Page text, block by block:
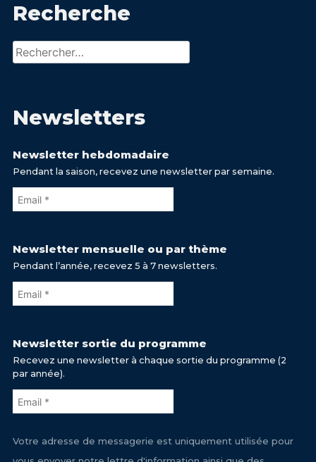
Recherche
Rechercher :
Newsletters
Newsletter hebdomadaire
Pendant la saison, recevez une newsletter par semaine.
Newsletter mensuelle ou par thème
Pendant l’année, recevez 5 à 7 newsletters.
Newsletter sortie du programme
Recevez une newsletter à chaque sortie du programme (2
par année).
Votre adresse de messagerie est uniquement utilisée pour